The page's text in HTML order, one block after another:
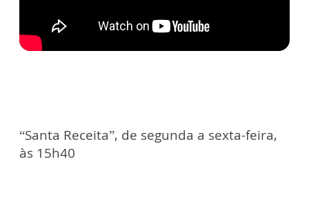
“Santa Receita”, de segunda a sexta-feira,
às 15h40